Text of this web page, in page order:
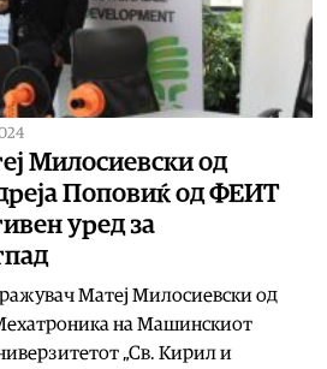
Милосиевски од
Поповиќ од ФЕИТ
уред за
Матеј Милосиевски од
на Машинскиот
„Св. Кирил и